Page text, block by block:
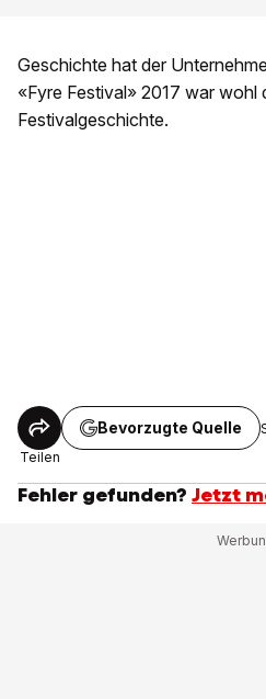
Geschichte hat der
«Fyre Festival» 2017 war wohl
Festivalgeschichte.
Teilen
Bevorzugte Quelle
Fehler gefunden? Jetzt